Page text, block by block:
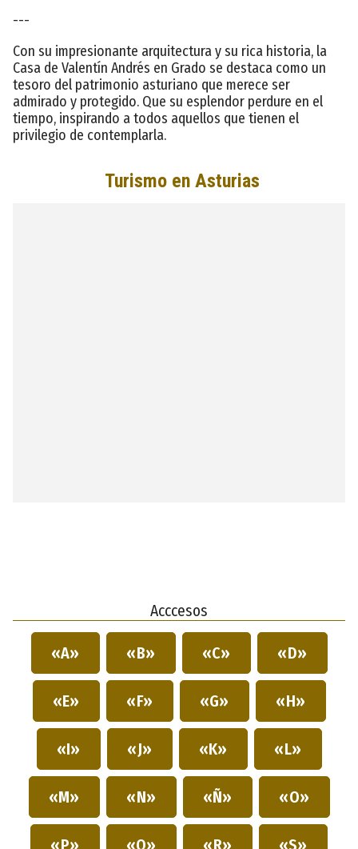
---
Con su impresionante arquitectura y su rica historia, la
Casa de Valentín Andrés en Grado se destaca como un
tesoro del patrimonio asturiano que merece ser
admirado y protegido. Que su esplendor perdure en el
tiempo, inspirando a todos aquellos que tienen el
privilegio de contemplarla.
Acccesos
«A» «B» «C» «D»
«E» «F» «G» «H»
«I» «J» «K» «L»
«M» «N» «Ñ» «O»
«P» «Q» «R» «S»